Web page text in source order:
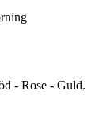
- Rose - Guld.